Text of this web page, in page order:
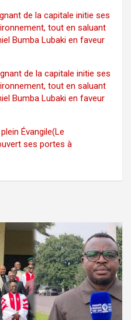
de la capitale initie ses
tout en saluant
Bumba Lubaki en faveur
de la capitale initie ses
tout en saluant
Bumba Lubaki en faveur
Évangile(Le
ses portes à